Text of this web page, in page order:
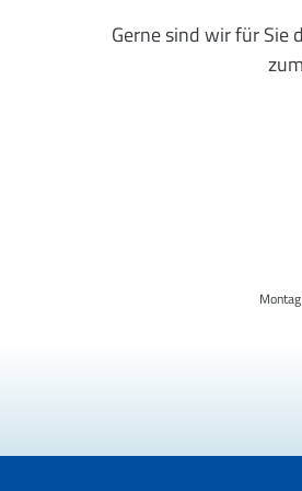
Gerne sind wir für Sie